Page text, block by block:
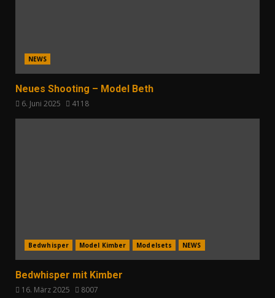
NEWS
Neues Shooting – Model Beth
6. Juni 2025 4118
Bedwhisper Model Kimber Modelsets NEWS
Bedwhisper mit Kimber
16. März 2025 8007